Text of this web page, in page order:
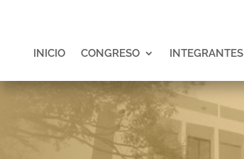
INICIO CONGRESO INTEGRANTES